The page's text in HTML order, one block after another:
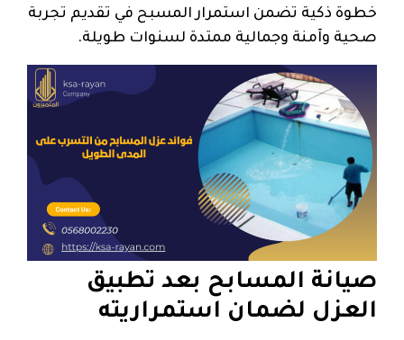
خطوة ذكية تضمن استمرار المسبح في تقديم تجربة
صحية وآمنة وجمالية ممتدة لسنوات طويلة.
صيانة المسابح بعد تطبيق
العزل لضمان استمراريته